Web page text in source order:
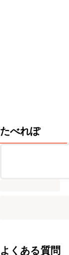
たべれぽ
よくある質問